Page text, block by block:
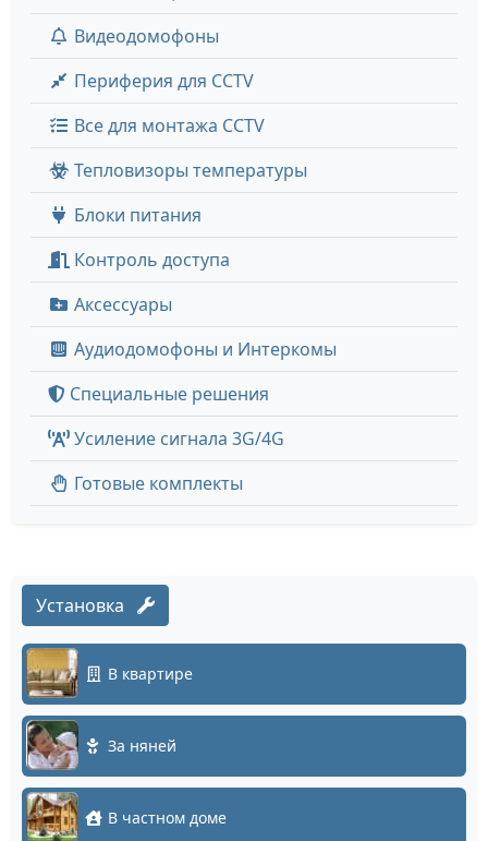
Видеодомофоны
Периферия для CCTV
Все для монтажа CCTV
Тепловизоры температуры
Блоки питания
Контроль доступа
Аксессуары
Аудиодомофоны и Интеркомы
Специальные решения
Усиление сигнала 3G/4G
Готовые комплекты
Установка
В квартире
За няней
В частном доме